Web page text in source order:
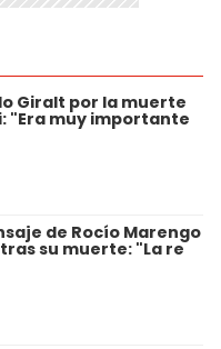
Giralt por la muerte
"Era muy importante
de Rocío Marengo
su muerte: "La re